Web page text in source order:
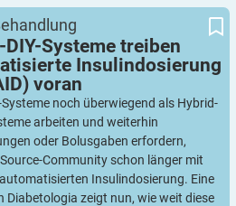
treiben vollständig automatisierte
(AID) voran
Systeme treiben
Insulindosierung
voran
noch überwiegend als Hybrid-
arbeiten und weiterhin
oder Bolusgaben erfordern,
Community schon länger mit
Insulindosierung. Eine
Diabetologia zeigt nun, wie weit diese